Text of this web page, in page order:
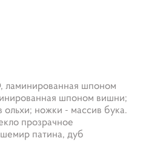
шпоном
шпоном вишни;
ножки - массив бука.
прозрачное
патина, дуб